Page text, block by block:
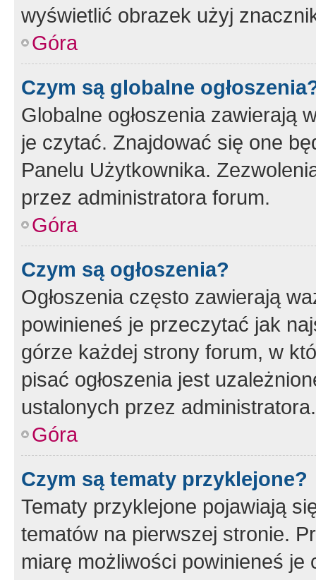
wyświetlić obrazek użyj
Góra
Czym są globalne
Globalne ogłoszenia zawierają
je czytać. Znajdować się one
Panelu Użytkownika.
przez administratora forum.
Góra
Czym są ogłoszenia?
Ogłoszenia często zawierają
powinieneś je przeczytać jak
górze każdej strony forum, w
pisać ogłoszenia jest
ustalonych przez administratora.
Góra
Czym są tematy przyklejone?
Tematy przyklejone pojawiają
tematów na pierwszej stronie.
miarę możliwości powinieneś je